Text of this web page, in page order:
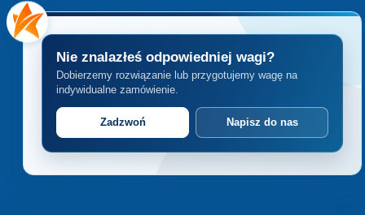
Nie znalazłeś odpowiedniej wagi?
Dobierzemy rozwiązanie lub przygotujemy wagę na
indywidualne zamówienie.
Zadzwoń Napisz do nas